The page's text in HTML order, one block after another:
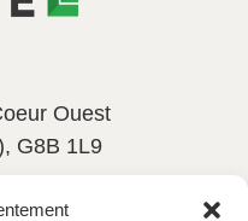
Ouest
G8B 1L9
poste 114